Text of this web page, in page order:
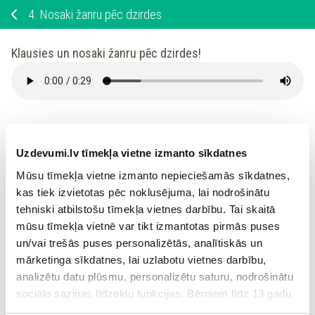
Uzdevumi.lv tīmekļa vietne izmanto sīkdatnes
Mūsu tīmekļa vietne izmanto nepieciešamās sīkdatnes,
kas tiek izvietotas pēc noklusējuma, lai nodrošinātu
tehniski atbilstošu tīmekļa vietnes darbību. Tai skaitā
mūsu tīmekļa vietnē var tikt izmantotas pirmās puses
un/vai trešās puses personalizētās, analītiskās un
mārketinga sīkdatnes, lai uzlabotu vietnes darbību,
analizētu datu plūsmu, personalizētu saturu, nodrošinātu
sociālo saziņas līdzekļu funkcijas. Bērniem līdz 13 gadu
vecumam pirms izvēles veikšanas ir jāprasa vecāka vai
4. Nosaki žanru pēc dzirdes
Klausies un nosaki žanru pēc dzirdes!
Latvijas valsts himna
šūpuļdziesma
maršs
Ieiet portālā